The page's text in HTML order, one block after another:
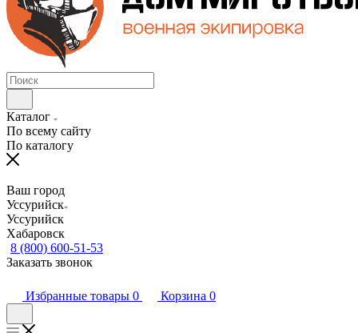
Каталог
По всему сайту
По каталогу
Ваш город
Уссурийск
Уссурийск
Хабаровск
8 (800) 600-51-53
Заказать звонок
Избранные товары 0 Корзина 0